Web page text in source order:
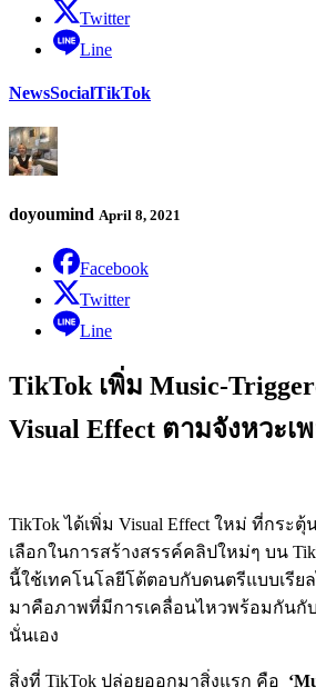
Twitter
Line
NewsSocialTikTok
doyoumind April 8, 2021
Facebook
Twitter
Line
TikTok เพิ่ม Music-
Visual Effect ตามจังหวะเ
TikTok ได้เพิ่ม Visual Effect ใหม่ ที่กระตุ้
เลือกในการสร้างสรรค์คลิปใหม่ๆ บน
นี้ใช้เทคโนโลยีโต้ตอบกับดนตรีแบบเรีย
มาคือภาพที่มีการเคลื่อนไหวพร้อมกันกับ
นั่นเอง
สิ่งที่ TikTok ปล่อยออกมาสิ่งแรก คือ